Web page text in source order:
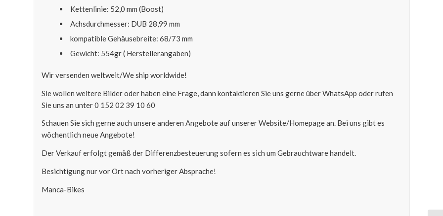
Kettenlinie: 52,0 mm (Boost)
Achsdurchmesser: DUB 28,99 mm
kompatible Gehäusebreite: 68/73 mm
Gewicht: 554gr ( Herstellerangaben)
Wir versenden weltweit/We ship worldwide!
Sie wollen weitere Bilder oder haben eine Frage, dann kontaktieren Sie uns gerne über WhatsApp oder rufen
Sie uns an unter 0 152 02 39 10 60
Schauen Sie sich gerne auch unsere anderen Angebote auf unserer Website/Homepage an. Bei uns gibt es
wöchentlich neue Angebote!
Der Verkauf erfolgt gemäß der Differenzbesteuerung sofern es sich um Gebrauchtware handelt.
Besichtigung nur vor Ort nach vorheriger Absprache!
Manca-Bikes